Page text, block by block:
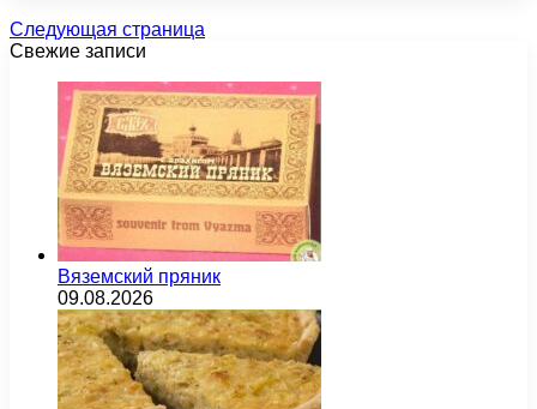
Следующая страница
Свежие записи
Вяземский пряник
09.08.2026